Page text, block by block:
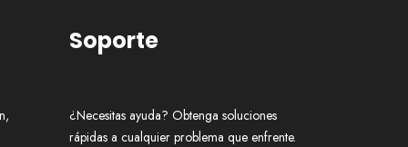
Soporte
¿Necesitas ayuda? Obtenga soluciones
rápidas a cualquier problema que enfrente.